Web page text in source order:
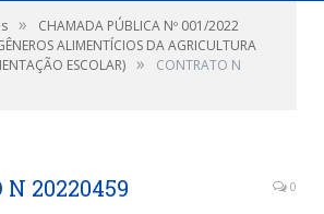
»
CHAMADA PÚBLICA Nº 001/2022
ALIMENTÍCIOS DA AGRICULTURA
ESCOLAR) »
CONTRATO N
N 20220459 0